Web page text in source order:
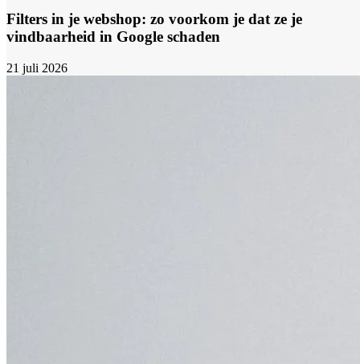
Filters in je webshop: zo voorkom je dat ze je
vindbaarheid in Google schaden
21 juli 2026